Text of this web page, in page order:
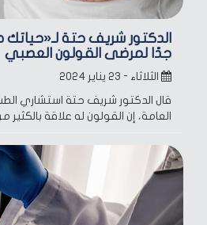
الدكتور شريف حتة
جدًا لمرضى القولون العصبي
الثلاثاء - ٢٣ يناير ٢٠٢٤
قال الدكتور شريف حتة استشاري
العامة، إن القولون له علاقة بالكثير